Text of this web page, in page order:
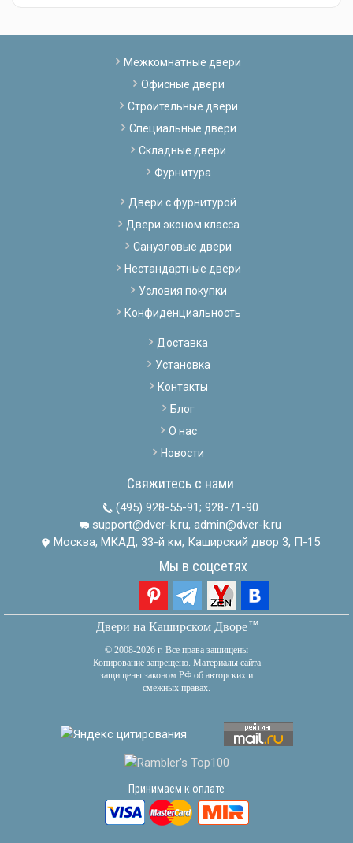
Межкомнатные двери
Офисные двери
Строительные двери
Специальные двери
Складные двери
Фурнитура
Двери с фурнитурой
Двери эконом класса
Санузловые двери
Нестандартные двери
Условия покупки
Конфиденциальность
Доставка
Установка
Контакты
Блог
О нас
Новости
Свяжитесь с нами
(495) 928-55-91; 928-71-90
support@dver-k.ru, admin@dver-k.ru
Москва, МКАД, 33-й км, Каширский двор 3, П-15
Мы в соцсетях
Двери на Каширском Дворетм
© 2008-2026 г. Все права защищены
Копирование запрещено. Материалы сайта
защищены законом РФ об авторских и
смежных правах.
Принимаем к оплате